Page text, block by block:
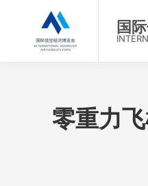
国
零重力